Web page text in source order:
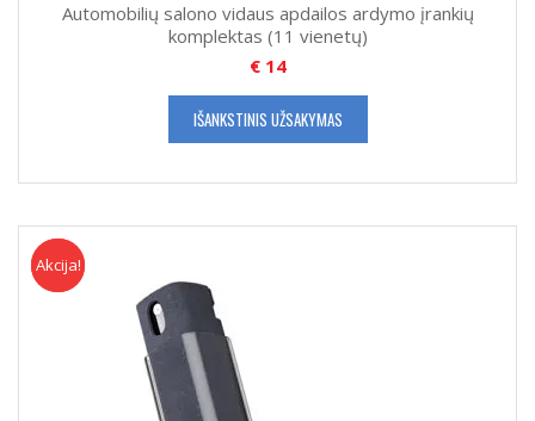
Automobilių salono vidaus apdailos ardymo įrankių
komplektas (11 vienetų)
€14
IŠANKSTINIS UŽSAKYMAS
Akcija
Akcija!